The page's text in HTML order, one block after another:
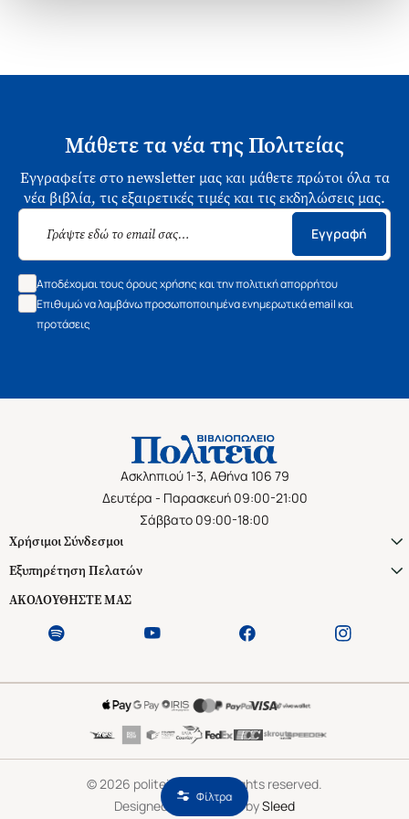
Φίλτρα
Μάθετε τα νέα της Πολιτείας
Εγγραφείτε στο newsletter μας και μάθετε πρώτοι όλα τα
νέα βιβλία, τις εξαιρετικές τιμές και τις εκδηλώσεις μας.
Εγγραφή
Αποδέχομαι τους όρους χρήσης και την πολιτική απορρήτου
Επιθυμώ να λαμβάνω προσωποποιημένα ενημερωτικά email και
προτάσεις
Ασκληπιού 1-3, Αθήνα 106 79
Δευτέρα - Παρασκευή 09:00-21:00
Σάββατο 09:00-18:00
Χρήσιμοι Σύνδεσμοι
Εξυπηρέτηση Πελατών
ΑΚΟΛΟΥΘΗΣΤΕ ΜΑΣ
© 2026 politeianet.gr All rights reserved.
Designed & Developed bySleed